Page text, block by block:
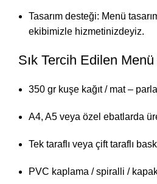
Tasarım desteği: Menü
ekibimizle hizmetinizdeyiz.
Sık Tercih Edilen
350 gr kuşe kağıt / mat –
A4, A5 veya özel ebatlarda
Tek taraflı veya çift taraflı
PVC kaplama / spiralli /